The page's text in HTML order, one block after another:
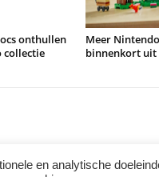
onthullen
collectie
Meer Nintendo
binnenkort
en analytische